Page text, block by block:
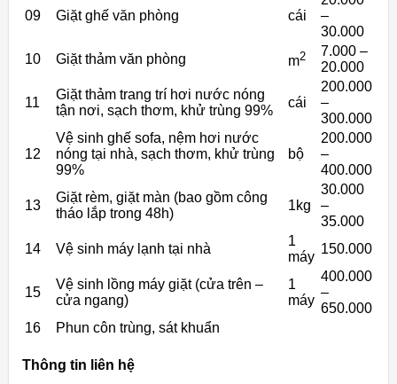
09 Giặt ghế văn phòng cái
–
30.000
10
Giặt thảm văn phòng m2
7.000 –
20.000
11
Giặt thảm trang trí hơi nước nóng
tận nơi, sạch thơm, khử trùng 99%
cái
200.000
–
300.000
12
Vệ sinh ghế sofa, nệm hơi nước
nóng tại nhà, sạch thơm, khử trùng
99%
bộ
200.000
–
400.000
13
Giặt rèm, giặt màn (bao gồm công
tháo lắp trong 48h)
1kg
30.000
–
35.000
14
Vệ sinh máy lạnh tại nhà
1
máy
150.000
15
Vệ sinh lồng máy giặt (cửa trên –
cửa ngang)
1
máy
400.000
–
650.000
16
Phun côn trùng, sát khuẩn
Thông tin liên hệ